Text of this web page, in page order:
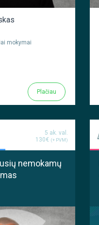
mokymai
Plačiau
5 ak. val.
130€ (+ PVM)
nemokamų